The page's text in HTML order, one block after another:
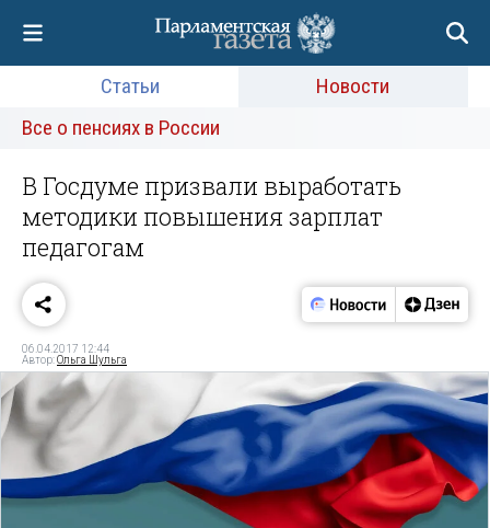
Статьи
Новости
Все о пенсиях в России
В Госдуме призвали выработать
методики повышения зарплат
педагогам
06.04.2017 12:44
Автор:Ольга Шульга